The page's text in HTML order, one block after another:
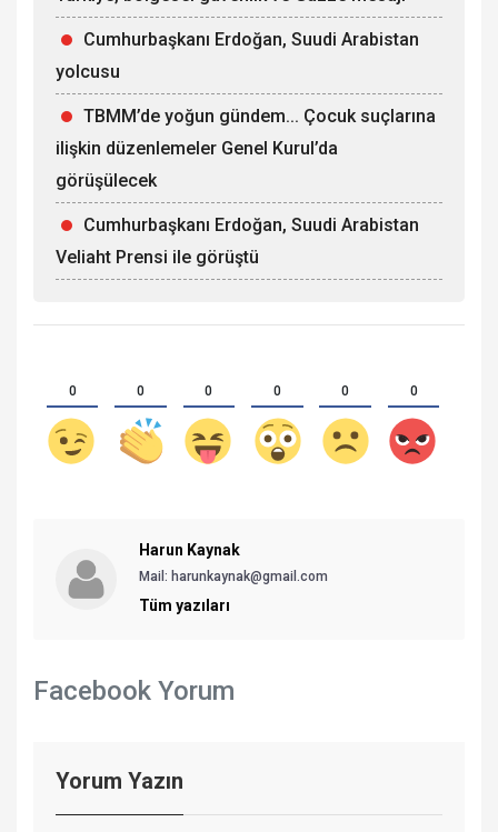
Cumhurbaşkanı Erdoğan, Suudi Arabistan
yolcusu
TBMM’de yoğun gündem... Çocuk suçlarına
ilişkin düzenlemeler Genel Kurul’da
görüşülecek
Cumhurbaşkanı Erdoğan, Suudi Arabistan
Veliaht Prensi ile görüştü
0 0 0 0 0 0
Harun Kaynak
Mail: harunkaynak@gmail.com
Tüm yazıları
Facebook Yorum
Yorum Yazın